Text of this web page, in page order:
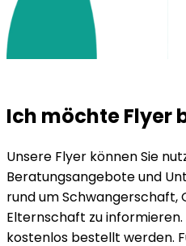
Ich möchte Flyer
Unsere Flyer können Sie
Beratungsangebote und
rund um Schwangerschaft,
Elternschaft zu
kostenlos bestellt werden.